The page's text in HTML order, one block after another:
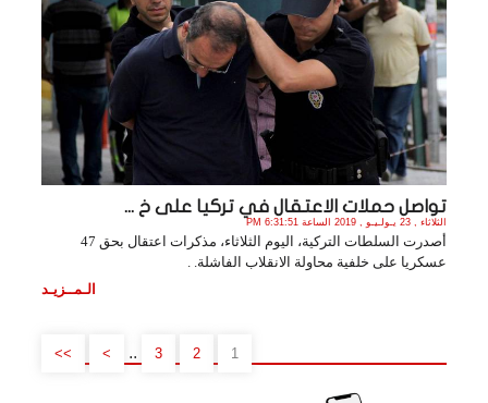
تواصل حملات الاعتقال في تركيا على خ ...
الثلاثاء , 23 يـولـيـو , 2019 الساعة 6:31:51 PM
أصدرت السلطات التركية، اليوم الثلاثاء، مذكرات اعتقال بحق 47
عسكريا على خلفية محاولة الانقلاب الفاشلة. .
الـمــزيـد
1
2
3
..
>
>>